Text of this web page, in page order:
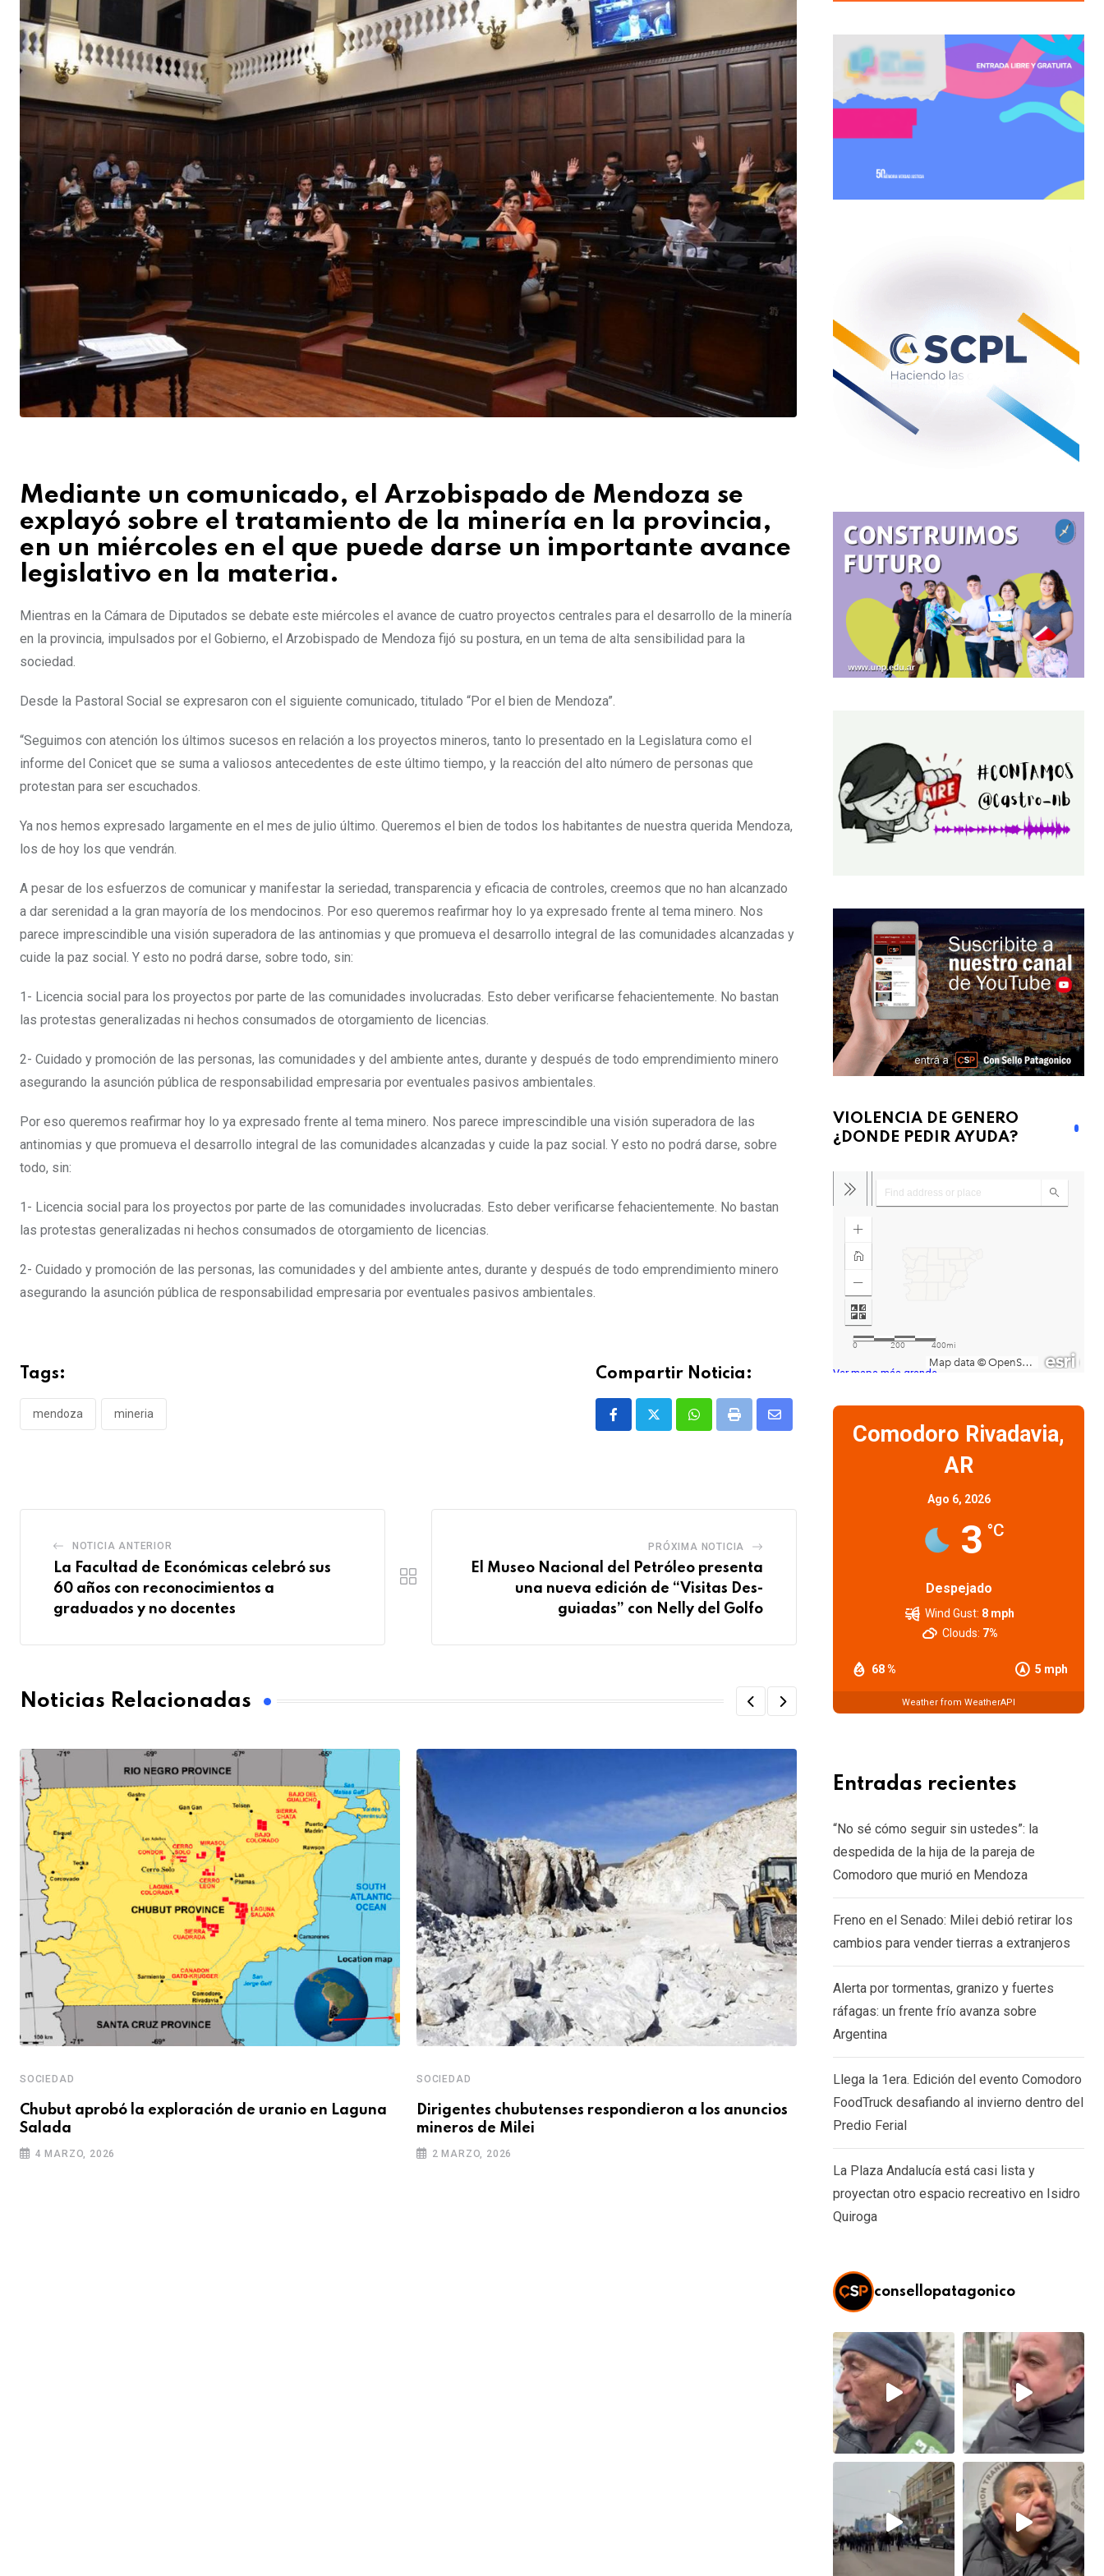
Mediante un comunicado, el Arzobispado de Mendoza se
explayó sobre el tratamiento de la minería en la provincia,
en un miércoles en el que puede darse un importante avance
legislativo en la materia.
Mientras en la Cámara de Diputados se debate este miércoles el avance de cuatro proyectos centrales para el desarrollo de la minería
en la provincia, impulsados por el Gobierno, el Arzobispado de Mendoza fijó su postura, en un tema de alta sensibilidad para la
sociedad.
Desde la Pastoral Social se expresaron con el siguiente comunicado, titulado “Por el bien de Mendoza”.
“Seguimos con atención los últimos sucesos en relación a los proyectos mineros, tanto lo presentado en la Legislatura como el
informe del Conicet que se suma a valiosos antecedentes de este último tiempo, y la reacción del alto número de personas que
protestan para ser escuchados.
Ya nos hemos expresado largamente en el mes de julio último. Queremos el bien de todos los habitantes de nuestra querida Mendoza,
los de hoy los que vendrán.
A pesar de los esfuerzos de comunicar y manifestar la seriedad, transparencia y eficacia de controles, creemos que no han alcanzado
a dar serenidad a la gran mayoría de los mendocinos. Por eso queremos reafirmar hoy lo ya expresado frente al tema minero. Nos
parece imprescindible una visión superadora de las antinomias y que promueva el desarrollo integral de las comunidades alcanzadas y
cuide la paz social. Y esto no podrá darse, sobre todo, sin:
1- Licencia social para los proyectos por parte de las comunidades involucradas. Esto deber verificarse fehacientemente. No bastan
las protestas generalizadas ni hechos consumados de otorgamiento de licencias.
2- Cuidado y promoción de las personas, las comunidades y del ambiente antes, durante y después de todo emprendimiento minero
asegurando la asunción pública de responsabilidad empresaria por eventuales pasivos ambientales.
Por eso queremos reafirmar hoy lo ya expresado frente al tema minero. Nos parece imprescindible una visión superadora de las
antinomias y que promueva el desarrollo integral de las comunidades alcanzadas y cuide la paz social. Y esto no podrá darse, sobre
todo, sin:
1- Licencia social para los proyectos por parte de las comunidades involucradas. Esto deber verificarse fehacientemente. No bastan
las protestas generalizadas ni hechos consumados de otorgamiento de licencias.
2- Cuidado y promoción de las personas, las comunidades y del ambiente antes, durante y después de todo emprendimiento minero
asegurando la asunción pública de responsabilidad empresaria por eventuales pasivos ambientales.
Tags:
mendoza mineria
Compartir Noticia:
WhatsappPrint
Share
NOTICIA ANTERIOR
La Facultad de Económicas celebró sus
60 años con reconocimientos a
graduados y no docentes
PRÓXIMA NOTICIA
El Museo Nacional del Petróleo presenta
una nueva edición de “Visitas Des-
guiadas” con Nelly del Golfo
Noticias Relacionadas
SOCIEDAD
Chubut aprobó la exploración de uranio en Laguna
Salada
4 MARZO, 2026
SOCIEDAD
Dirigentes chubutenses respondieron a los anuncios
mineros de Milei
2 MARZO, 2026
SOCIEDAD
Chubut aprobó la exploración de
Salada
VIOLENCIA DE GENERO
¿DONDE PEDIR AYUDA?
Ver mapa más grande
Comodoro Rivadavia,
AR
Ago 6, 2026
3 °C
Despejado
68 % 5 mph
Wind Gust: 8 mph
Clouds: 7%
Weather from WeatherAPI
Entradas recientes
“No sé cómo seguir sin ustedes”: la
despedida de la hija de la pareja de
Comodoro que murió en Mendoza
Freno en el Senado: Milei debió retirar los
cambios para vender tierras a extranjeros
Alerta por tormentas, granizo y fuertes
ráfagas: un frente frío avanza sobre
Argentina
Llega la 1era. Edición del evento Comodoro
FoodTruck desafiando al invierno dentro del
Predio Ferial
La Plaza Andalucía está casi lista y
proyectan otro espacio recreativo en Isidro
Quiroga
consellopatagonico